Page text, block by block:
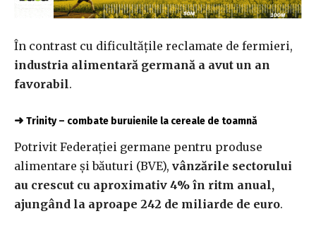
În contrast cu dificultățile reclamate de fermieri,
industria alimentară germană a avut un an
favorabil.
➜ Trinity – combate buruienile la cereale de toamnă
Potrivit Federației germane pentru produse
alimentare și băuturi (BVE), vânzările sectorului
au crescut cu aproximativ 4% în ritm anual,
ajungând la aproape 242 de miliarde de euro.